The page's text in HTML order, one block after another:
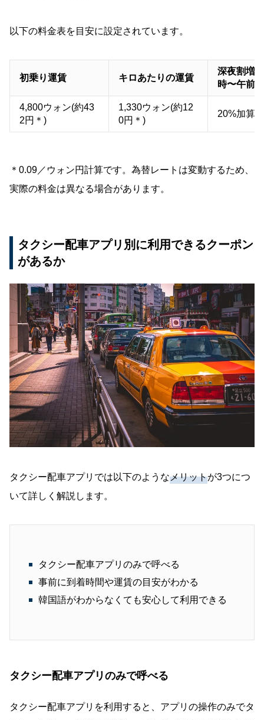
以下の料金表を目安に設定されています。
初乗り運賃 キロあたりの運賃
深夜割増(
時〜午前4
4,800ウォン(約43
2円＊)
1,330ウォン(約12
0円＊)
20%加算
＊0.09／ウォン円計算です。為替レートは変動するため、
実際の料金は異なる場合があります。
タクシー配車アプリ別に利用できるクーポン
があるか
タクシー配車アプリでは以下のようなメリットが3つにつ
いて詳しく解説します。
タクシー配車アプリのみで呼べる
事前に到着時間や運賃の目安がわかる
韓国語がわからなくても安心して利用できる
タクシー配車アプリのみで呼べる
タクシー配車アプリを利用すると、アプリの操作のみでタ